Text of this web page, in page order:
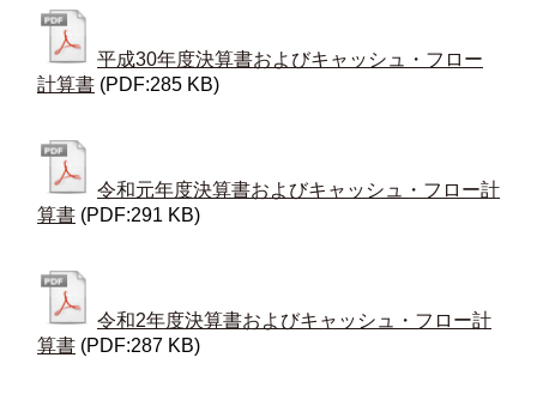
平成30年度決算書およびキャッシュ・フロー
計算書 (PDF:285 KB)
令和元年度決算書およびキャッシュ・フロー計
算書 (PDF:291 KB)
令和2年度決算書およびキャッシュ・フロー計
算書 (PDF:287 KB)